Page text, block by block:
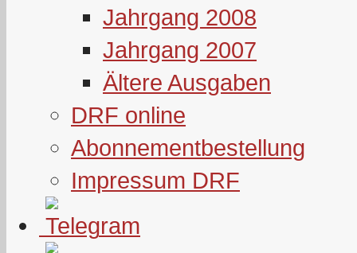
Jahrgang 2008
Jahrgang 2007
Ältere Ausgaben
DRF online
Abonnementbestellung
Impressum DRF